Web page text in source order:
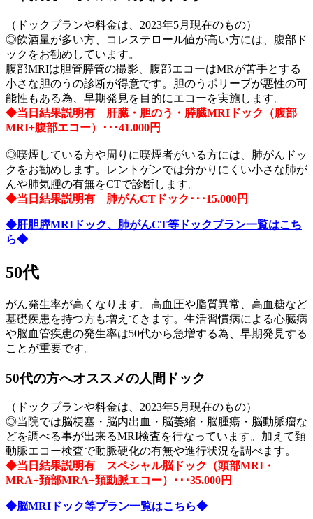
（ドックプランや料金は、2023年5月現在のもの）
◎飲酒量が多い方、コレステロール値が高い方には、腹部ド
ックをお勧めしています。
腹部MRIは胆管膵管の撮影、腹部エコーはMRが苦手とする
小さな胆のうの診断が得意です。胆のうポリープが悪性の可
能性もある為、早期発見を目的にエコーを実施します。
◆当日結果説明有 肝臓・胆のう・膵臓MRIドック（腹部
MRI+腹部エコー）･･･41.000円
◎喫煙している方や周りに喫煙者がいる方には、肺がんドッ
クをお勧めします。レントゲンでは分かりにくい小さな肺が
んや肺気腫の有無をCTで診断します。
◆当日結果説明有 肺がんCTドック･･･15.000円
◆肝胆膵MRIドック、肺がんCT等ドックプラン一覧はこち
ら◆
50代
がん発生率が高くなります。高血圧や脂質異常、高血糖など
基礎疾患を持つ方も増えてきます。生活習慣病による心臓病
や脳血管疾患の発生率は50代から急増する為、早期発見する
ことが重要です。
50代の方へオススメの人間ドック
（ドックプランや料金は、2023年5月現在のもの）
◎当院では脳梗塞・脳内出血・脳萎縮・脳腫瘍・脳動脈瘤な
どを調べる事が出来るMRI検査を行なっています。加えて頚
動脈エコー検査で動脈硬化の有無や進行状況を調べます。
◆当日結果説明有 スペシャル脳ドック（頭部MRI・
MRA+頚部MRA+頚動脈エコー）･･･35.000円
◆脳MRIドック等プラン一覧はこちら◆